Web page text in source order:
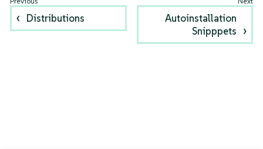
Distributions
Autoinstallation
Snipppets